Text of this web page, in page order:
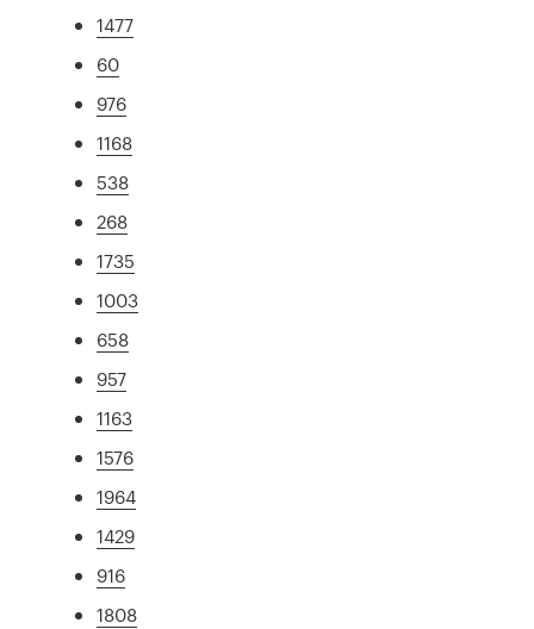
1477
60
976
1168
538
268
1735
1003
658
957
1163
1576
1964
1429
916
1808